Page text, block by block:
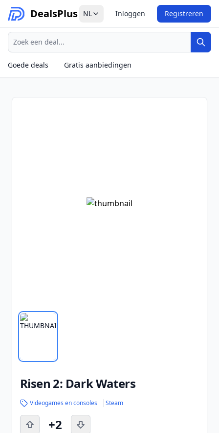
DealsPlus NL Inloggen Registreren
Zoeken
Goede deals
Gratis aanbiedingen
Risen 2: Dark Waters
Videogames en consoles Steam
+2